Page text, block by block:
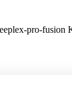
pro-fusion